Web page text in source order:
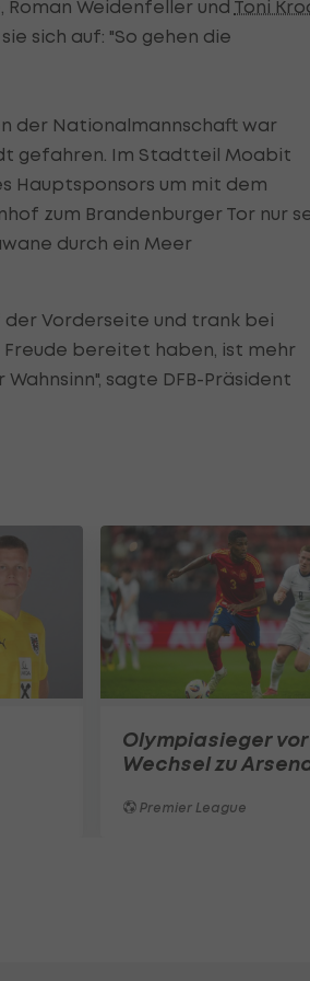
Roman Weidenfeller und Toni
sich auf: "So gehen die
der Nationalmannschaft war
gefahren. Im Stadtteil Moabit
Hauptsponsors um mit dem
zum Brandenburger Tor nur
durch ein Meer
der Vorderseite und trank bei
Freude bereitet haben, ist mehr
sagte DFB-Präsident
Olympiasieger vor
Wechsel zu
Premier League